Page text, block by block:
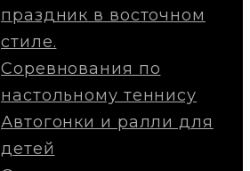
праздник в восточном
стиле.
Соревнования по
настольному теннису
Автогонки и ралли для
детей